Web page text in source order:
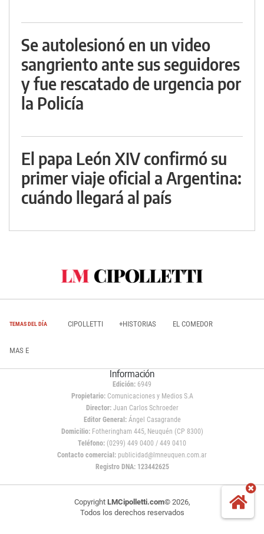
Se autolesionó en un video
sangriento ante sus seguidores
y fue rescatado de urgencia por
la Policía
El papa León XIV confirmó su
primer viaje oficial a Argentina:
cuándo llegará al país
TEMAS DEL DÍA CIPOLLETTI +HISTORIAS EL COMEDOR
MAS E
Información
Edición: 6949
Propietario:Comunicaciones y Medios S.A
Director: Juan Carlos Schroeder
Editor General:Ángel Casagrande
Domicilio:Fotheringham 445, Neuquén (CP 8300)
Teléfono: (0299) 449 0400 / 449 0410
Contacto comercial: publicidad@lmneuquen.com.ar
Registro DNA: 123442625
Copyright LMCipolletti.com© 2026,
Todos los derechos reservados